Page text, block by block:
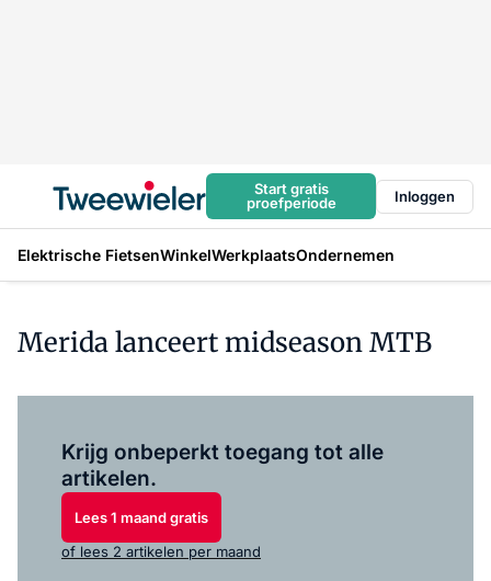
Start gratis
proefperiode
Inloggen
Elektrische FietsenWinkelWerkplaatsOndernemen
Merida lanceert midseason MTB
Krijg onbeperkt toegang tot alle
artikelen.
Lees 1 maand gratis
of lees 2 artikelen per maand